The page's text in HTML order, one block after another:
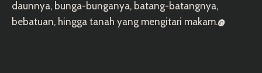
daunnya, bunga-bunganya, batang-batangnya,
bebatuan, hingga tanah yang mengitari makam.@